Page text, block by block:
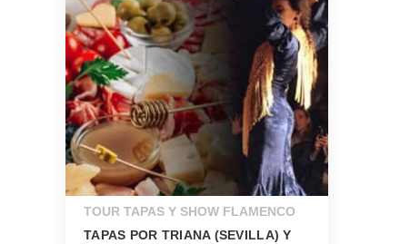
TOUR TAPAS Y SHOW FLAMENCO
TAPAS POR TRIANA (SEVILLA) Y